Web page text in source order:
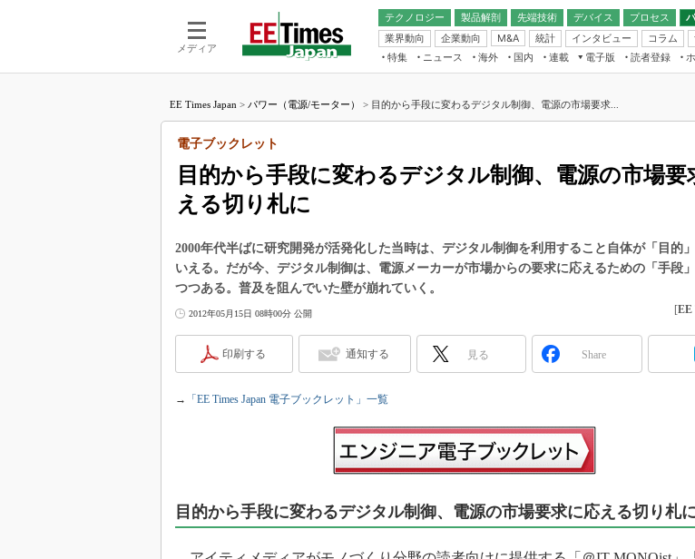
メディア
テクノロジー 製品解剖
先端技術
電池／エネルギー
デバイス
アナログ
マイコン
プロセス
無線
業界動向
企業動向 M&A 統計 インタビュー コラム
フィジカルAI
読者調査（EE Times Research）
電源設計（EDN Japan）
特集 ニュース 海外 国内
連載
福田昭のデバイス通信
大山聡の業界スコープ
学漂流記
世界を「数字」で回してみよう
この10年で起こったこと、次の10年
で起こること
“異端児エンジニア”が仕掛けた社内
改革、執念の180日
JASA発IoT通信
電子版
電子ブックレット
読者登録
EE Times Japan > パワー（電源/モーター） > 目的から手段に変わるデジタル制御、電源の市場要求...
目的から手段に変わるデジタル制御、電源の市場要
える切り札に
電子ブックレット
2000年代半ばに研究開発が活発化した当時は、デジタル制御を利用すること自体が「目的
いえる。だが今、デジタル制御は、電源メーカーが市場からの要求に応えるための「手段
つつある。普及を阻んでいた壁が崩れていく。
2012年05月15日 08時00分 公開 [EE
印刷する 通知する 見る Share
→ 「EE Times Japan 電子ブックレット」一覧
目的から手段に変わるデジタル制御、電源の市場要求に応える切り札